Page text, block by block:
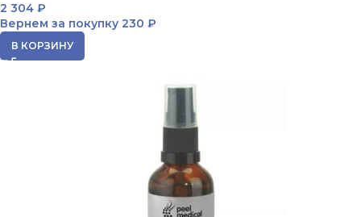
2 304 ₽
Вернем за покупку 230 ₽
В КОРЗИНУ